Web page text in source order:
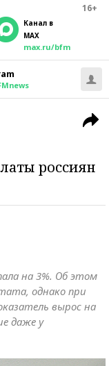
16+
Канал в
MAX
max.ru/bfm
россиян
на 3%. Об этом
однако при
вырос на
даже у